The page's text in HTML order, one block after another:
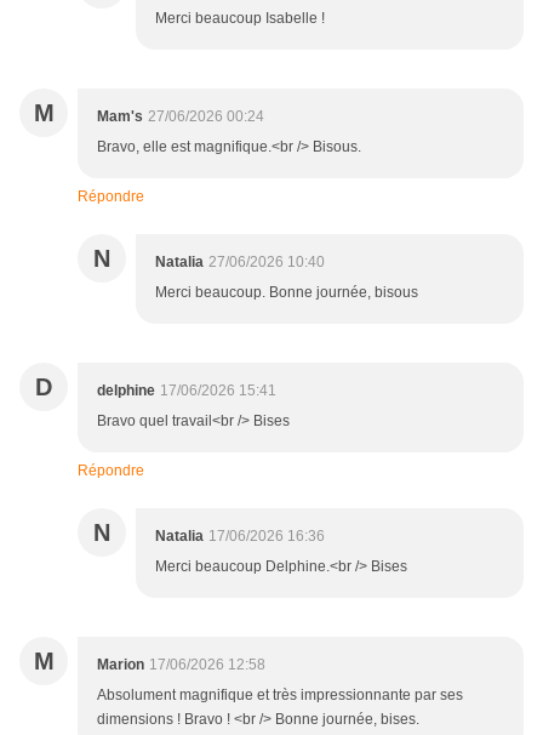
Merci beaucoup Isabelle !
M Mam's 27/06/2026 00:24
Bravo, elle est magnifique.<br /> Bisous.
Répondre
N Natalia 27/06/2026 10:40
Merci beaucoup. Bonne journée, bisous
D delphine 17/06/2026 15:41
Bravo quel travail<br /> Bises
Répondre
N Natalia 17/06/2026 16:36
Merci beaucoup Delphine.<br /> Bises
M Marion 17/06/2026 12:58
Absolument magnifique et très impressionnante par ses
dimensions ! Bravo ! <br /> Bonne journée, bises.